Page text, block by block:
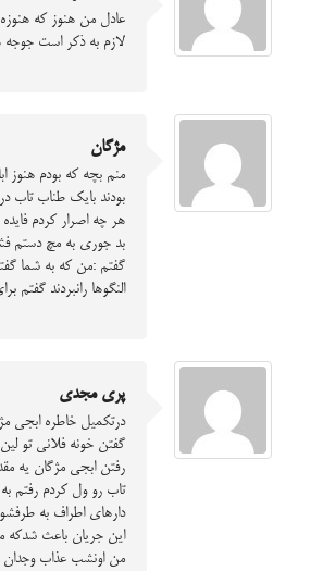
عادل من هنوز که
لازم به ذکر است جوجه
مژگان
منم بچه که بودم هنوز
بودند بایک طناب تاب
بد جوری به مچ دستم
گفتم :من که به شما
النگوها رانبردند گفتم
پری مجدی
درتکمیل خاطره ابجی
گفتن خونه فلانی تو لین10ومالین 10بلد نیستیم با اشاره به مژگان خانم گفتن این بیاد لین رو به ما نشون بده منم روی تاب نشسته بودم و به هیچ وجه راضی به جدا شدن نبودم.
رفتن ابجی مژگان یه
دارهای اطراف به
این جریان باعث شدکه
من اونشب عذاب وجدان